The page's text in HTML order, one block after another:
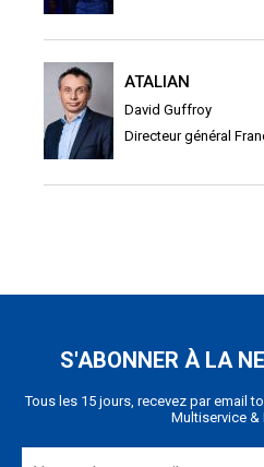
ATALIAN
David Guffroy
Directeur général
S'ABONNER À LA
Tous les 15 jours, recevez par email
Multiservice &